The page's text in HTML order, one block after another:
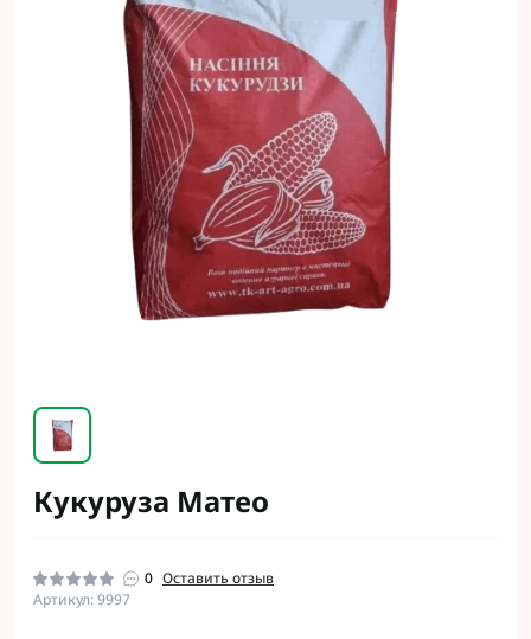
Кукуруза Матео
0 Оставить отзыв
Артикул: 9997